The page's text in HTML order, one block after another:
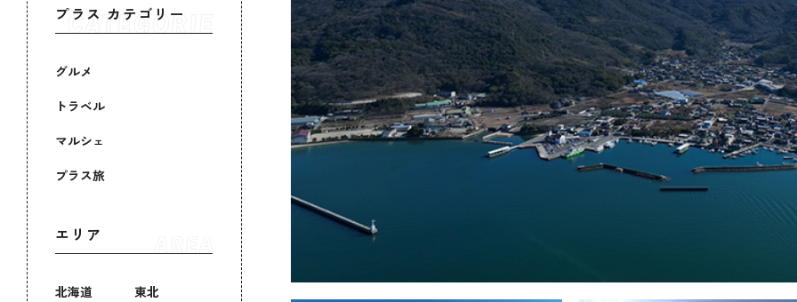
プラス カテゴリー
グルメ
トラベル
マルシェ
プラス旅
エリア
北海道
東北